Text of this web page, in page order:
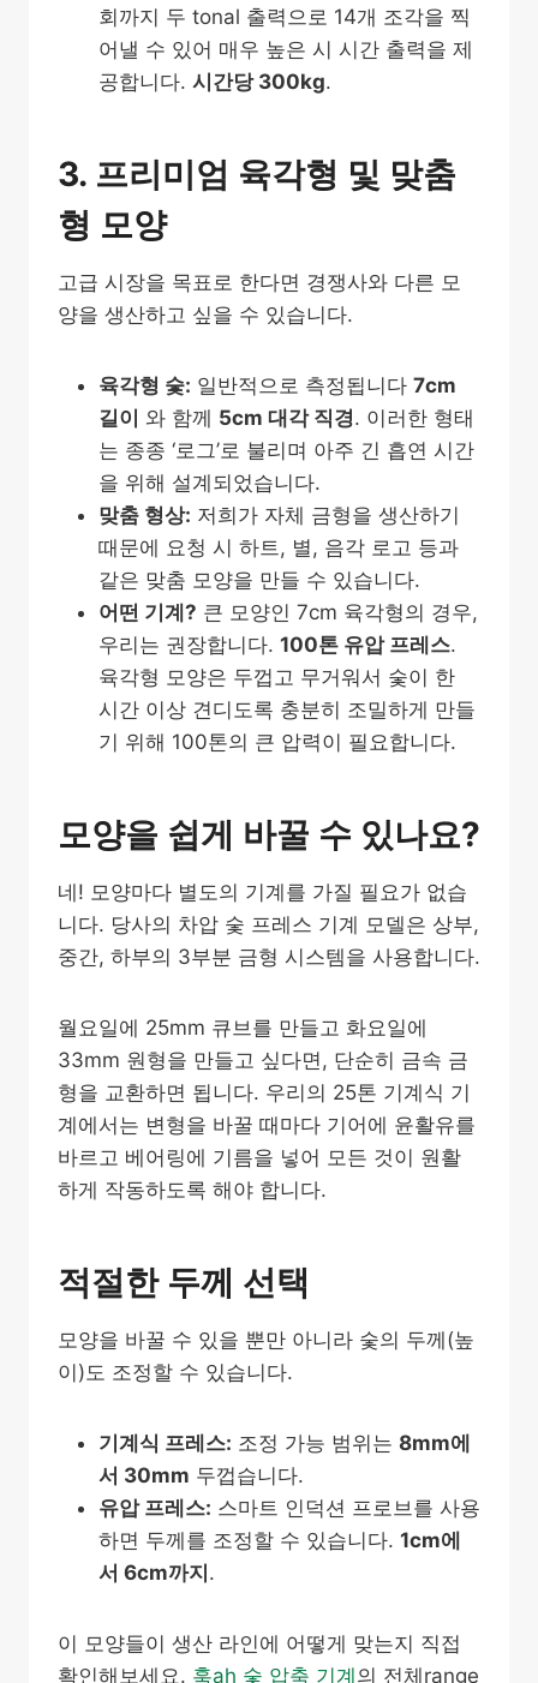
회까지 두 tonal 출력으로 14개 조각을 찍
어낼 수 있어 매우 높은 시 시간 출력을 제
공합니다. 시간당 300kg.
3. 프리미엄 육각형 및 맞춤
형 모양
고급 시장을 목표로 한다면 경쟁사와 다른 모
양을 생산하고 싶을 수 있습니다.
육각형 숯: 일반적으로 측정됩니다 7cm
길이
와 함께 5cm 대각 직경. 이러한 형태
는 종종 ‘로그’로 불리며 아주 긴 흡연 시간
을 위해 설계되었습니다.
맞춤 형상: 저희가 자체 금형을 생산하기
때문에 요청 시 하트, 별, 음각 로고 등과
같은 맞춤 모양을 만들 수 있습니다.
어떤 기계? 큰 모양인 7cm 육각형의 경우,
우리는 권장합니다. 100톤 유압 프레스.
육각형 모양은 두껍고 무거워서 숯이 한
시간 이상 견디도록 충분히 조밀하게 만들
기 위해 100톤의 큰 압력이 필요합니다.
모양을 쉽게 바꿀 수 있나요?
네! 모양마다 별도의 기계를 가질 필요가 없습
니다. 당사의 차압 숯 프레스 기계 모델은 상부,
중간, 하부의 3부분 금형 시스템을 사용합니다.
월요일에 25mm 큐브를 만들고 화요일에
33mm 원형을 만들고 싶다면, 단순히 금속 금
형을 교환하면 됩니다. 우리의 25톤 기계식 기
계에서는 변형을 바꿀 때마다 기어에 윤활유를
바르고 베어링에 기름을 넣어 모든 것이 원활
하게 작동하도록 해야 합니다.
적절한 두께 선택
모양을 바꿀 수 있을 뿐만 아니라 숯의 두께(높
이)도 조정할 수 있습니다.
기계식 프레스: 조정 가능 범위는 8mm에
서 30mm 두껍습니다.
유압 프레스: 스마트 인덕션 프로브를 사용
하면 두께를 조정할 수 있습니다. 1cm에
서 6cm까지 .
이 모양들이 생산 라인에 어떻게 맞는지 직접
확인해보세요. 훅ah 숯 압축 기계 의 전체range